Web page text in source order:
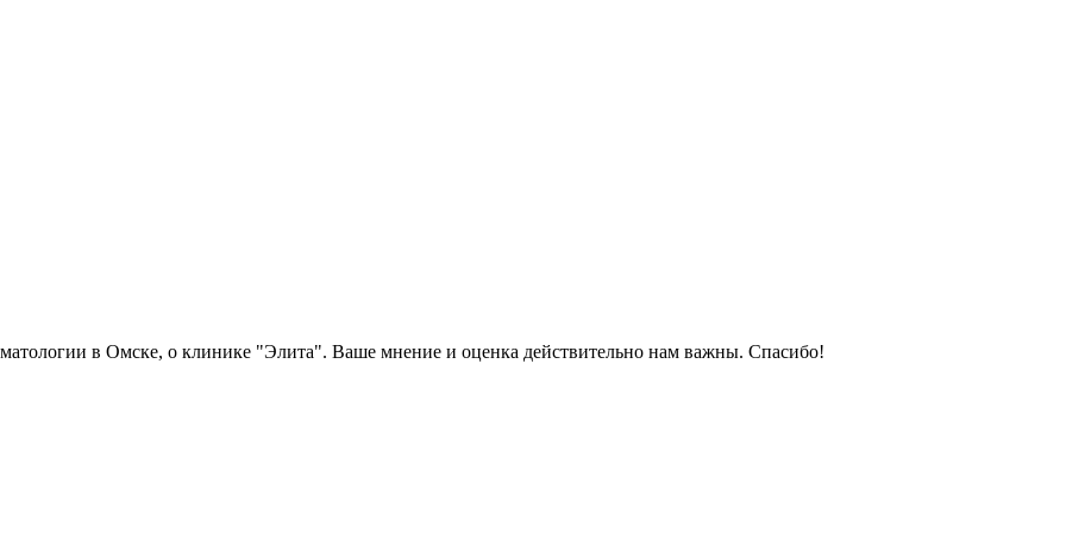
в Омске, о клинике "Элита". Ваше мнение и оценка действительно нам важны. Спасибо!